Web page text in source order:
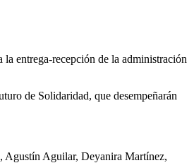
entrega-recepción de la administración
de Solidaridad, que desempeñarán
Agustín Aguilar, Deyanira Martínez,